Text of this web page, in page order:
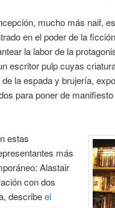
mucho más naif,
en el poder de la
la labor de la
escritor pulp cuyas
la espada y brujería,
para poner de
estas
más
Alastair
con dos
describeel